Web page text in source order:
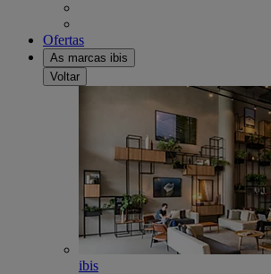
Ofertas
As marcas ibis
Voltar
ibis